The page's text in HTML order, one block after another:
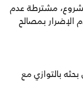
مشترطة عدم
الإضرار بمصالح
بالتوازي مع